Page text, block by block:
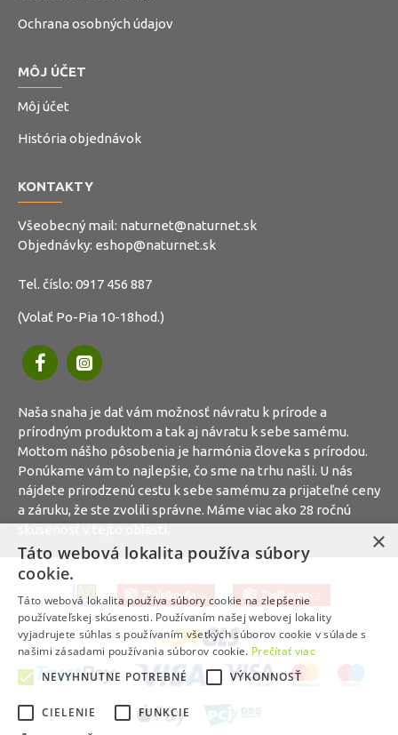
Ochrana osobných údajov
MÔJ ÚČET
Môj účet
História objednávok
KONTAKTY
Všeobecný mail: naturnet@naturnet.sk
Objednávky: eshop@naturnet.sk
Tel. číslo: 0917 456 887
(Volať Po-Pia 10-18hod.)
Naša snaha je dať vám možnosť návratu k prírode a
prírodným produktom a tak aj návratu k sebe samému.
Mottom nášho pôsobenia je harmónia človeka s prírodou.
Ponúkame vám to najlepšie, čo sme na trhu našli. U nás
nájdete prirodzenú cestu k sebe samému za prijateľné ceny
a záruku, že ste zvolili správne. Máme viac ako 28 ročnú
×
Táto webová lokalita používa súbory
cookie.
Táto webová lokalita používa súbory cookie na zlepšenie
používateľskej skúsenosti. Používaním našej webovej lokality
vyjadrujete súhlas s používaním všetkých súborov cookie v súlade s
našimi zásadami používania súborov cookie. Prečítať viac
NEVYHNUTNE POTREBNÉ
VÝKONNOSŤ
CIELENIE
FUNKCIE